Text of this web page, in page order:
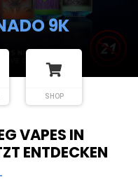
9K
SHOP
VAPES IN
ENTDECKEN